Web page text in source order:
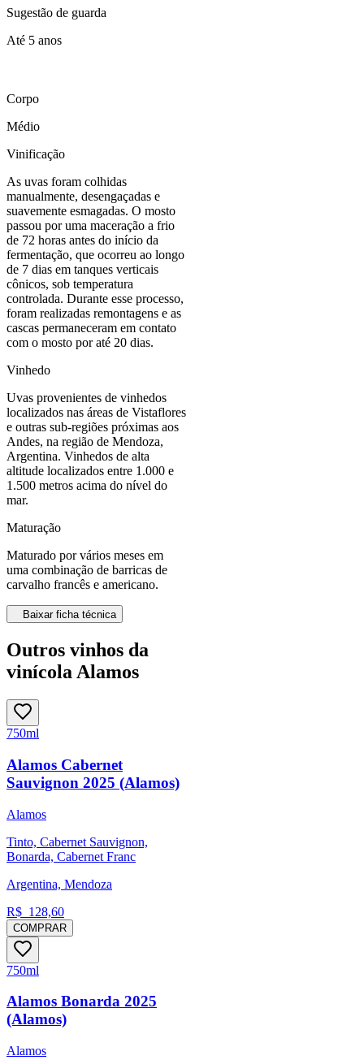
Sugestão de guarda
Até 5 anos
Corpo
Médio
Vinificação
As uvas foram colhidas
manualmente, desengaçadas e
suavemente esmagadas. O mosto
passou por uma maceração a frio
de 72 horas antes do início da
fermentação, que ocorreu ao longo
de 7 dias em tanques verticais
cônicos, sob temperatura
controlada. Durante esse processo,
foram realizadas remontagens e as
cascas permaneceram em contato
com o mosto por até 20 dias.
Vinhedo
Uvas provenientes de vinhedos
localizados nas áreas de Vistaflores
e outras sub-regiões próximas aos
Andes, na região de Mendoza,
Argentina. Vinhedos de alta
altitude localizados entre 1.000 e
1.500 metros acima do nível do
mar.
Maturação
Maturado por vários meses em
uma combinação de barricas de
carvalho francês e americano.
Baixar ficha técnica
Outros vinhos da
vinícola Alamos
750ml
Alamos Cabernet
Sauvignon 2025 (Alamos)
Alamos
Tinto, Cabernet Sauvignon,
Bonarda, Cabernet Franc
Argentina, Mendoza
R$ 128,60
COMPRAR
750ml
Alamos Bonarda 2025
(Alamos)
Alamos